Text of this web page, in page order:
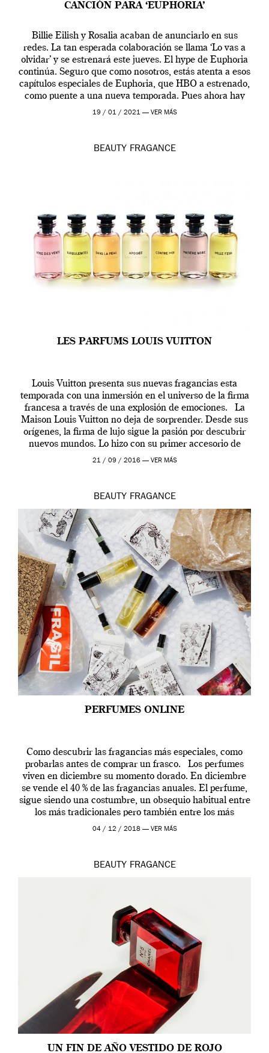
CANCIÓN PARA ‘EUPHORIA’
Billie Eilish y Rosalia acaban de anunciarlo en sus
redes. La tan esperada colaboración se llama ‘Lo vas a
olvidar’ y se estrenará este jueves. El hype de Euphoria
continúa. Seguro que como nosotros, estás atenta a esos
capítulos especiales de Euphoria, que HBO a estrenado,
como puente a una nueva temporada. Pues ahora hay
[…]
19 / 01 / 2021 — VER MÁS
BEAUTY FRAGANCE
LES PARFUMS LOUIS VUITTON
Louis Vuitton presenta sus nuevas fragancias esta
temporada con una inmersión en el universo de la firma
francesa a través de una explosión de emociones. La
Maison Louis Vuitton no deja de sorprender. Desde sus
orígenes, la firma de lujo sigue la pasión por descubrir
nuevos mundos. Lo hizo con su primer accesorio de
viaje, el […]
21 / 09 / 2016 — VER MÁS
BEAUTY FRAGANCE
PERFUMES ONLINE
Como descubrir las fragancias más especiales, como
probarlas antes de comprar un frasco. Los perfumes
viven en diciembre su momento dorado. En diciembre
se vende el 40 % de las fragancias anuales. El perfume,
sigue siendo una costumbre, un obsequio habitual entre
los más tradicionales pero también entre los más
modernos. Estos días ha […]
04 / 12 / 2018 — VER MÁS
BEAUTY FRAGANCE
UN FIN DE AÑO VESTIDO DE ROJO